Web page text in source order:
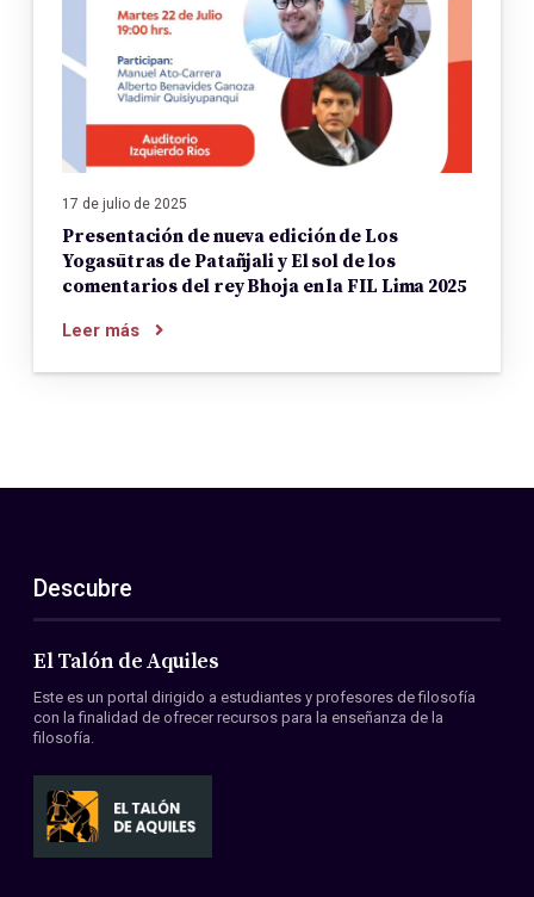
17 de julio de 2025
Presentación de nueva edición de Los
Yogasūtras de Patañjali y El sol de los
comentarios del rey Bhoja en la FIL Lima 2025
Leer más
Descubre
El Talón de Aquiles
Este es un portal dirigido a estudiantes y profesores de filosofía
con la finalidad de ofrecer recursos para la enseñanza de la
filosofía.